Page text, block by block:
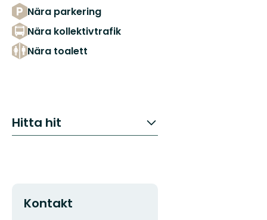
Nära parkering
Nära kollektivtrafik
Nära toalett
Hitta hit
Kontakt